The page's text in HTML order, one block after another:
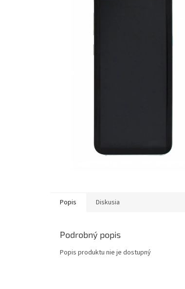
Popis Diskusia
Podrobný popis
Popis produktu nie je dostupný